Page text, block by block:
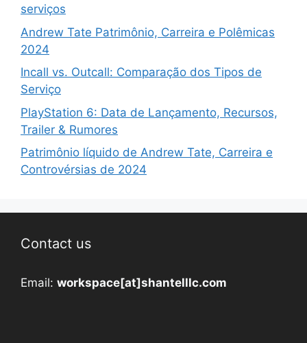
serviços
Andrew Tate Patrimônio, Carreira e Polêmicas
2024
Incall vs. Outcall: Comparação dos Tipos de
Serviço
PlayStation 6: Data de Lançamento, Recursos,
Trailer & Rumores
Patrimônio líquido de Andrew Tate, Carreira e
Controvérsias de 2024
Contact us
Email: workspace[at]shantelllc.com